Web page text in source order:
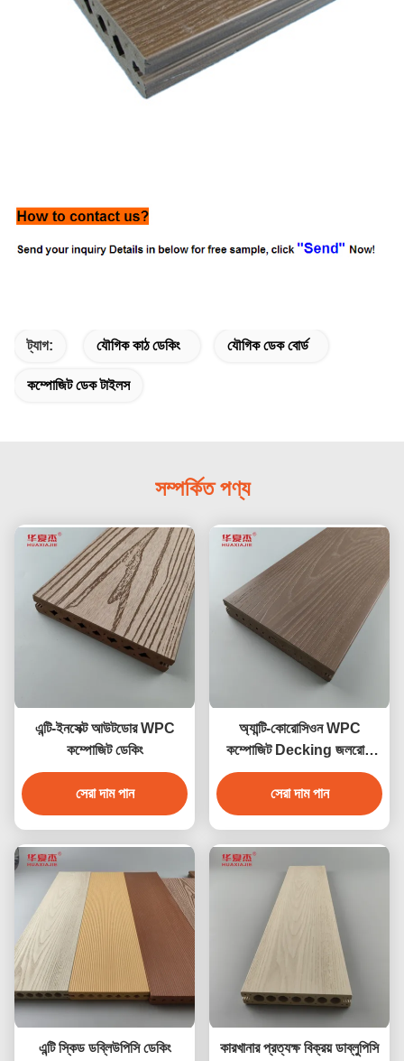
ট্যাগ: যৌগিক কাঠ ডেকিং যৌগিক ডেক বোর্ড
কম্পোজিট ডেক টাইলস
সম্পর্কিত পণ্য
এন্টি-ইনসেক্ট আউটডোর WPC
কম্পোজিট ডেকিং
সেরা দাম পান
অ্যান্টি-কোরোসিওন WPC
কম্পোজিট Decking জলরোধী
বহিরঙ্গন বাগান মেঝে
সেরা দাম পান
এন্টি স্কিড ডব্লিউপিসি ডেকিং
কারখানার প্রত্যক্ষ বিক্রয় ডাব্লুপিসি